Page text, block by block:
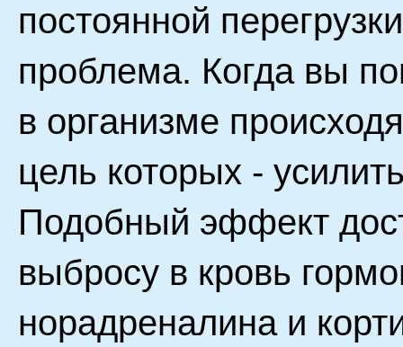
постоянной
проблема. Когда вы
в организме
цель которых -
Подобный эффект
выбросу в кровь
норадреналина и